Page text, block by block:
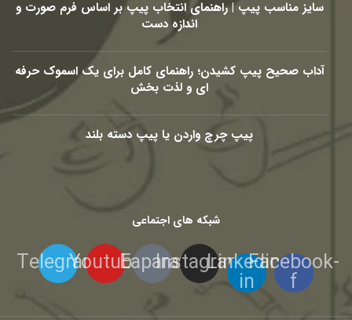
سایز مناسب پیپ | راهنمای انتخاب پیپ بر اساس فرم صورت و
اندازه دست
آداب صحیح پیپ کشیدن؛ راهنمای کامل برای یک اسموک حرفه
ای و لذت بخش
پیپ چرچ واردن یا پیپ دسته بلند
شبکه های اجتماعی
Facebook-
f
Linkedin-
in
Instagram
Eaparat
Youtube
Telegram